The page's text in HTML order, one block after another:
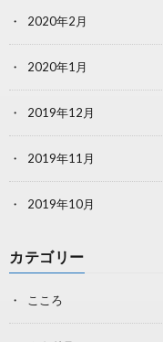
2020年2月
2020年1月
2019年12月
2019年11月
2019年10月
カテゴリー
こころ